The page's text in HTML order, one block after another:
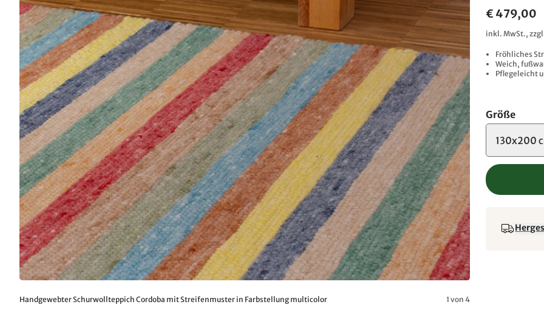
Handgewebter Schurwollteppich Cordoba mit Streifenmuster in Farbstellung multicolor 1 von 4
€ 479,00
inkl. MwSt.,
Fröhliches
Weich,
Pflegeleicht
Größe
130x200